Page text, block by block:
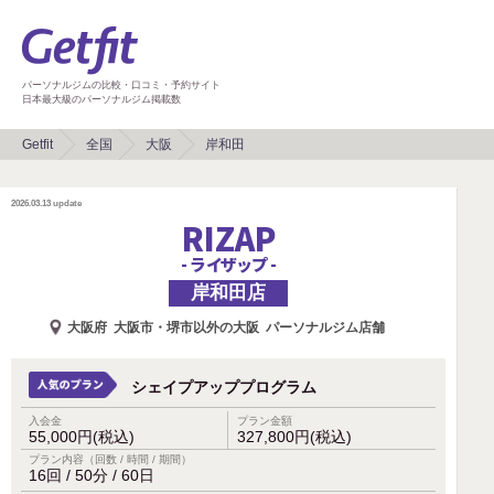
パーソナルジムの比較・口コミ・予約サイト
日本最大級のパーソナルジム掲載数
Getfit 全国 大阪 岸和田
2026.03.13 update
RIZAP
- ライザップ -
岸和田店
大阪府 大阪市・堺市以外の大阪 パーソナルジム店舗
シェイプアッププログラム
入会金
55,000円(税込)
プラン金額
327,800円(税込)
プラン内容（回数 / 時間 / 期間）
16回 / 50分 / 60日